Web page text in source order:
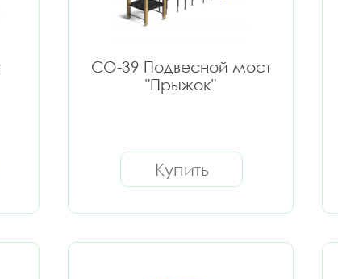
СО-39 Подвесной мост
"Прыжок"
Купить